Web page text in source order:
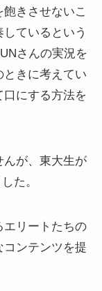
きさせないこ
ているという
さんの実況を
きに考えてい
口にする方法を
んが、東大生が
た。
エリートたちの
コンテンツを提